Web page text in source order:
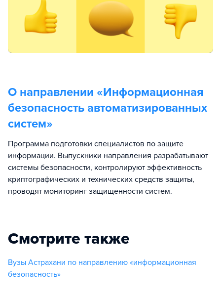
О направлении «Информационная
безопасность автоматизированных
систем»
Программа подготовки специалистов по защите
информации. Выпускники направления разрабатывают
системы безопасности, контролируют эффективность
криптографических и технических средств защиты,
проводят мониторинг защищенности систем.
Смотрите также
Вузы Астрахани по направлению «информационная
безопасность»